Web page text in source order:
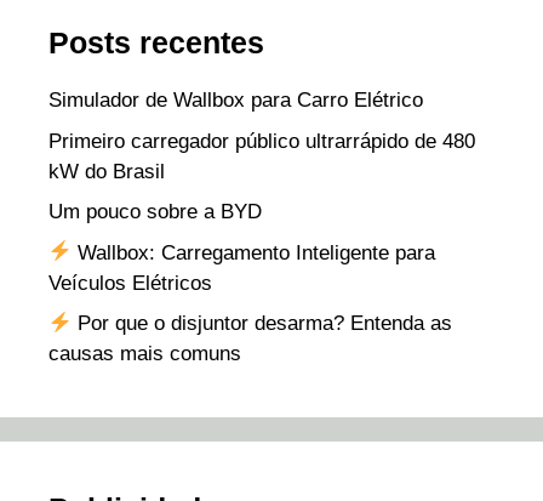
Posts recentes
Simulador de Wallbox para Carro Elétrico
Primeiro carregador público ultrarrápido de 480
kW do Brasil
Um pouco sobre a BYD
Wallbox: Carregamento Inteligente para
Veículos Elétricos
Por que o disjuntor desarma? Entenda as
causas mais comuns